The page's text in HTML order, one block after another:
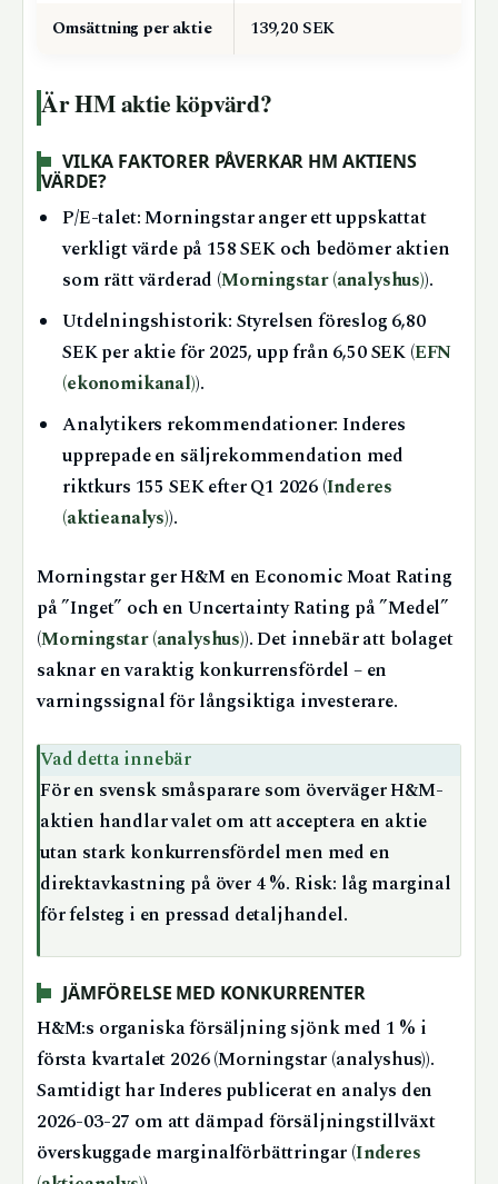
Omsättning per aktie
139,20 SEK
Är HM aktie köpvärd?
VILKA FAKTORER PÅVERKAR HM AKTIENS
VÄRDE?
P/E-talet: Morningstar anger ett uppskattat
verkligt värde på 158 SEK och bedömer aktien
som rätt värderad (Morningstar (analyshus)).
Utdelningshistorik: Styrelsen föreslog 6,80
SEK per aktie för 2025, upp från 6,50 SEK (EFN
(ekonomikanal)).
Analytikers rekommendationer: Inderes
upprepade en säljrekommendation med
riktkurs 155 SEK efter Q1 2026 (Inderes
(aktieanalys)).
Morningstar ger H&M en Economic Moat Rating
på ”Inget” och en Uncertainty Rating på ”Medel”
(Morningstar (analyshus)). Det innebär att bolaget
saknar en varaktig konkurrensfördel – en
varningssignal för långsiktiga investerare.
Vad detta innebär
För en svensk småsparare som överväger H&M-
aktien handlar valet om att acceptera en aktie
utan stark konkurrensfördel men med en
direktavkastning på över 4 %. Risk: låg marginal
för felsteg i en pressad detaljhandel.
JÄMFÖRELSE MED KONKURRENTER
H&M:s organiska försäljning sjönk med 1 % i
första kvartalet 2026 (Morningstar (analyshus)).
Samtidigt har Inderes publicerat en analys den
2026-03-27 om att dämpad försäljningstillväxt
överskuggade marginalförbättringar (Inderes